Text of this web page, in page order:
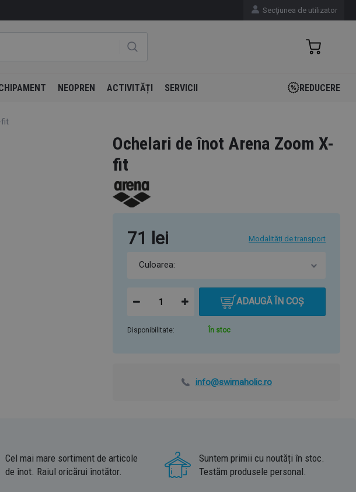
Secţiunea de utilizator
NEOPREN ACTIVITĂȚI SERVICII REDUCERE
fit
Ochelari de înot Arena Zoom X-
fit
71 lei Modalități de transport
ADAUGĂ ÎN COȘ
Disponibilitate: În stoc
info@swimaholic.ro
Cel mai mare sortiment de articole
de înot. Raiul oricărui înotător.
Suntem primii cu noutăți în stoc.
Testăm produsele personal.